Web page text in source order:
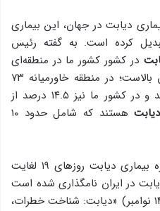
دیابت در جهان، این بیماری
کرده است. به گفته رئیس
در کشور کشور ما در منطقه‌ای
در آن بالاست؛ در منطقه خاورمیانه ۷۳
مبتلا هستند و در کشور ما نیز ۱۴.۵ درصد از
هستند که شامل حدود ۱۰
به منظور آگاهی عموم مردم درباره بیماری دیابت روزهای ۱۹ لغایت
در ایران نامگذاری شده است
و شعار روز جهانی دیابت امسال (۱۴ نوامبر) «دیابت: شناخت خطرات،